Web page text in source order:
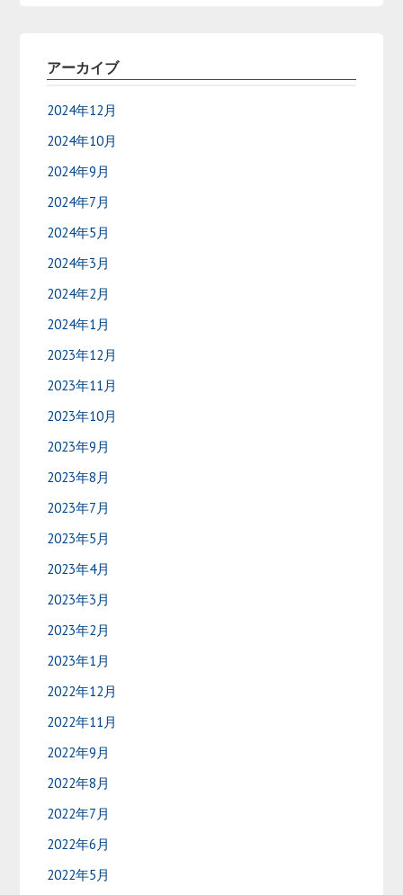
アーカイブ
2024年12月
2024年10月
2024年9月
2024年7月
2024年5月
2024年3月
2024年2月
2024年1月
2023年12月
2023年11月
2023年10月
2023年9月
2023年8月
2023年7月
2023年5月
2023年4月
2023年3月
2023年2月
2023年1月
2022年12月
2022年11月
2022年9月
2022年8月
2022年7月
2022年6月
2022年5月